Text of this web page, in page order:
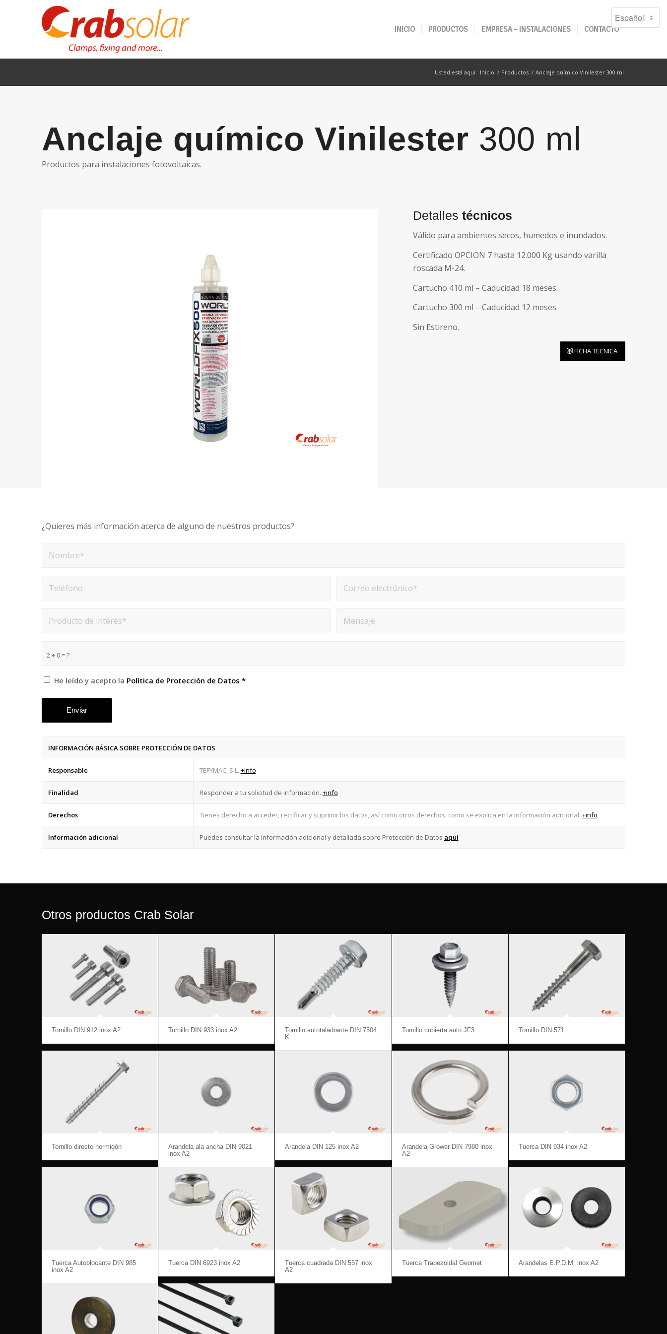
INICIO PRODUCTOS EMPRESA – INSTALACIONES CONTACTO
Usted está aquí: Inicio / Productos / Anclaje químico Vinilester 300 ml
Anclaje químico Vinilester 300 ml
Productos para instalaciones fotovoltaicas.
Detallestécnicos
Válido para ambientes secos, humedos e inundados.
Certificado OPCION 7 hasta 12.000 Kg usando varilla
roscada M-24.
Cartucho 410 ml – Caducidad 18 meses.
Cartucho 300 ml – Caducidad 12 meses.
Sin Estireno.
FICHA TECNICA
¿Quieres más información acerca de alguno de nuestros productos?
2 + 0 = ?
He leído y acepto la Política de Protección de Datos *
INFORMACIÓN BÁSICA SOBRE PROTECCIÓN DE DATOS
Responsable TEFYMAC, S.L. +info
Finalidad Responder a tu solicitud de información. +info
Derechos Tienes derecho a acceder, rectificar y suprimir los datos, así como otros derechos, como se explica en la información adicional. +info
Información adicional Puedes consultar la información adicional y detallada sobre Protección de Datos aquí
Otros productos Crab Solar
Tornillo DIN 912 inox A2 Tornillo DIN 933 inox A2
Tornillo autotaladrante DIN 7504
K
Tornillo cubierta auto JF3 Tornillo DIN 571
Tornillo directo hormigón
Arandela ala ancha DIN 9021
inox A2
Arandela DIN 125 inox A2
Arandela Grower DIN 7980 inox
A2
Tuerca DIN 934 inox A2
Tuerca Autoblocante DIN 985
inox A2
Tuerca DIN 6923 inox A2
Tuerca cuadrada DIN 557 inox
A2
Tuerca Trapezoidal Geomet Arandelas E.P.D.M. inox A2